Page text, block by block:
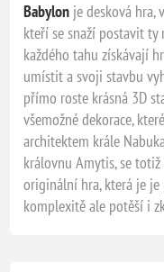
Babylon je desková hra,
kteří se snaží postavit ty
každého tahu získávají
umístit a svoji stavbu
přímo roste krásná 3D
všemožné dekorace,
architektem krále
královnu Amytis, se
originální hra, která je
komplexitě ale potěší i